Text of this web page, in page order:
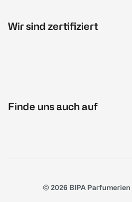
Wir sind zertifiziert
Finde uns auch auf
© 2026 BIPA Parfumerien